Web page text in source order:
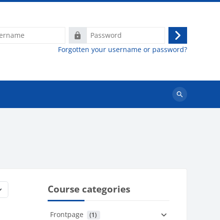
Password
Log
in
Forgotten your username or password?
Search
Course categories
Frontpage (1)